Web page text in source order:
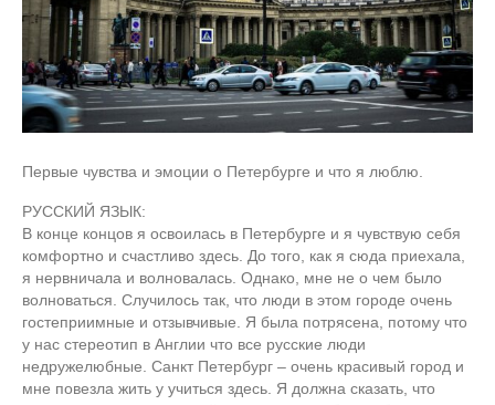
Первые чувства и эмоции о Петербурге и что я люблю.
РУССКИЙ ЯЗЫК:
В конце концов я освоилась в Петербурге и я чувствую себя
комфортно и счастливо здесь. До того, как я сюда приехала,
я нервничала и волновалась. Однако, мне не о чем было
волноваться. Случилось так, что люди в этом городе очень
гостеприимные и отзывчивые. Я была потрясена, потому что
у нас стереотип в Англии что все русские люди
недружелюбные. Санкт Петербург – очень красивый город и
мне повезла жить у учиться здесь. Я должна сказать, что